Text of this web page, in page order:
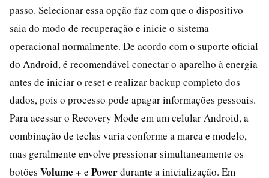
passo. Selecionar essa opção faz com que o dispositivo
saia do modo de recuperação e inicie o sistema
operacional normalmente. De acordo com o suporte oficial
do Android, é recomendável conectar o aparelho à energia
antes de iniciar o reset e realizar backup completo dos
dados, pois o processo pode apagar informações pessoais.
Para acessar o Recovery Mode em um celular Android, a
combinação de teclas varia conforme a marca e modelo,
mas geralmente envolve pressionar simultaneamente os
botões Volume + e Powerdurante a inicialização. Em